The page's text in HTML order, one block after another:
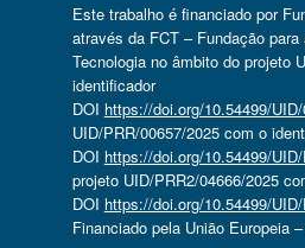
Este trabalho é financiado por
através da FCT – Fundação
Tecnologia no âmbito do projeto
identificador
DOI https://doi.org/10.54499/
UID/PRR/00657/2025 com o
DOI https://doi.org/10.54499/
projeto UID/PRR2/04666/2025
DOI https://doi.org/10.54499/
Financiado pela União Europeia